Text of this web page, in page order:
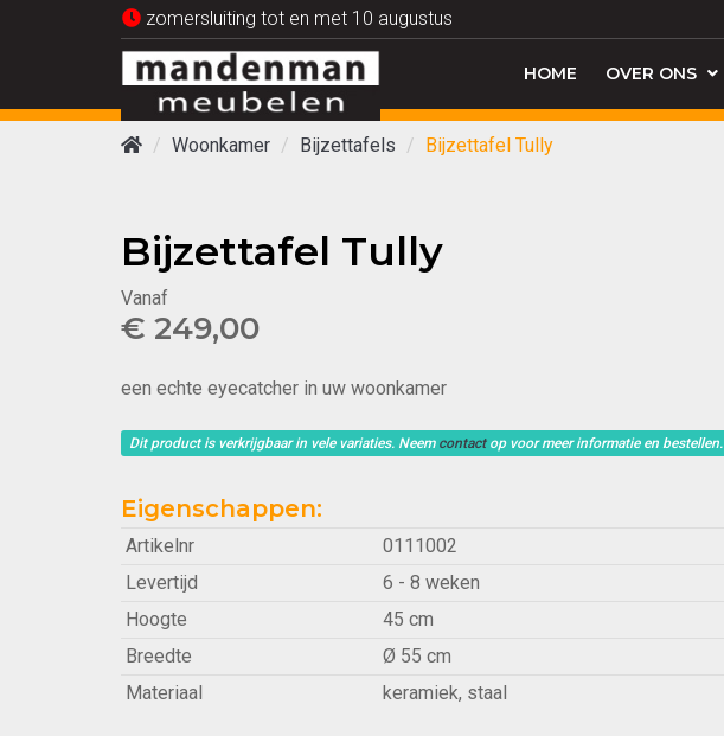
zomersluiting tot en met 10 augustus
HOME OVER ONS
Woonkamer Bijzettafels Bijzettafel Tully
Bijzettafel Tully
Vanaf
€ 249,00
een echte eyecatcher in uw woonkamer
Dit product is verkrijgbaar in vele variaties. Neem contactop voor meer informatie en bestellen.
Eigenschappen:
Artikelnr
0111002
Levertijd
6 - 8 weken
Hoogte
45 cm
Breedte
Ø 55 cm
Materiaal
keramiek, staal